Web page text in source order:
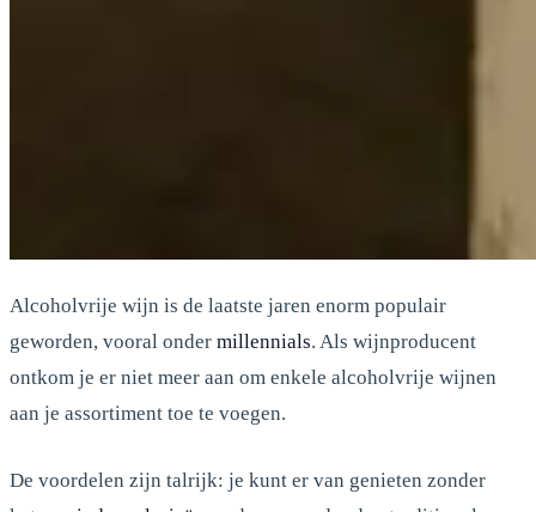
Alcoholvrije wijn is de laatste jaren enorm populair
geworden, vooral onder millennials. Als wijnproducent
ontkom je er niet meer aan om enkele alcoholvrije wijnen
aan je assortiment toe te voegen.
De voordelen zijn talrijk: je kunt er van genieten zonder